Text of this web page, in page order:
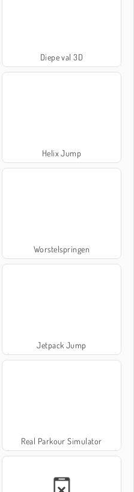
Diepe val 3D
Helix Jump
Worstelspringen
Jetpack Jump
Real Parkour Simulator